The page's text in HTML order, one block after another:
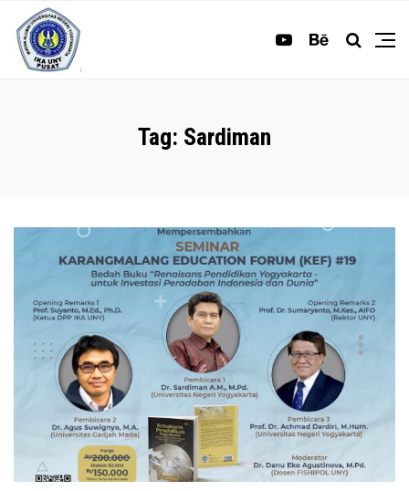
Tag: Sardiman